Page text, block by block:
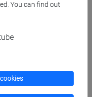
iniziale
You can find out